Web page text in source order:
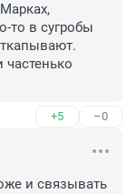
то в сугробы
частенько
+5 –0
и связывать